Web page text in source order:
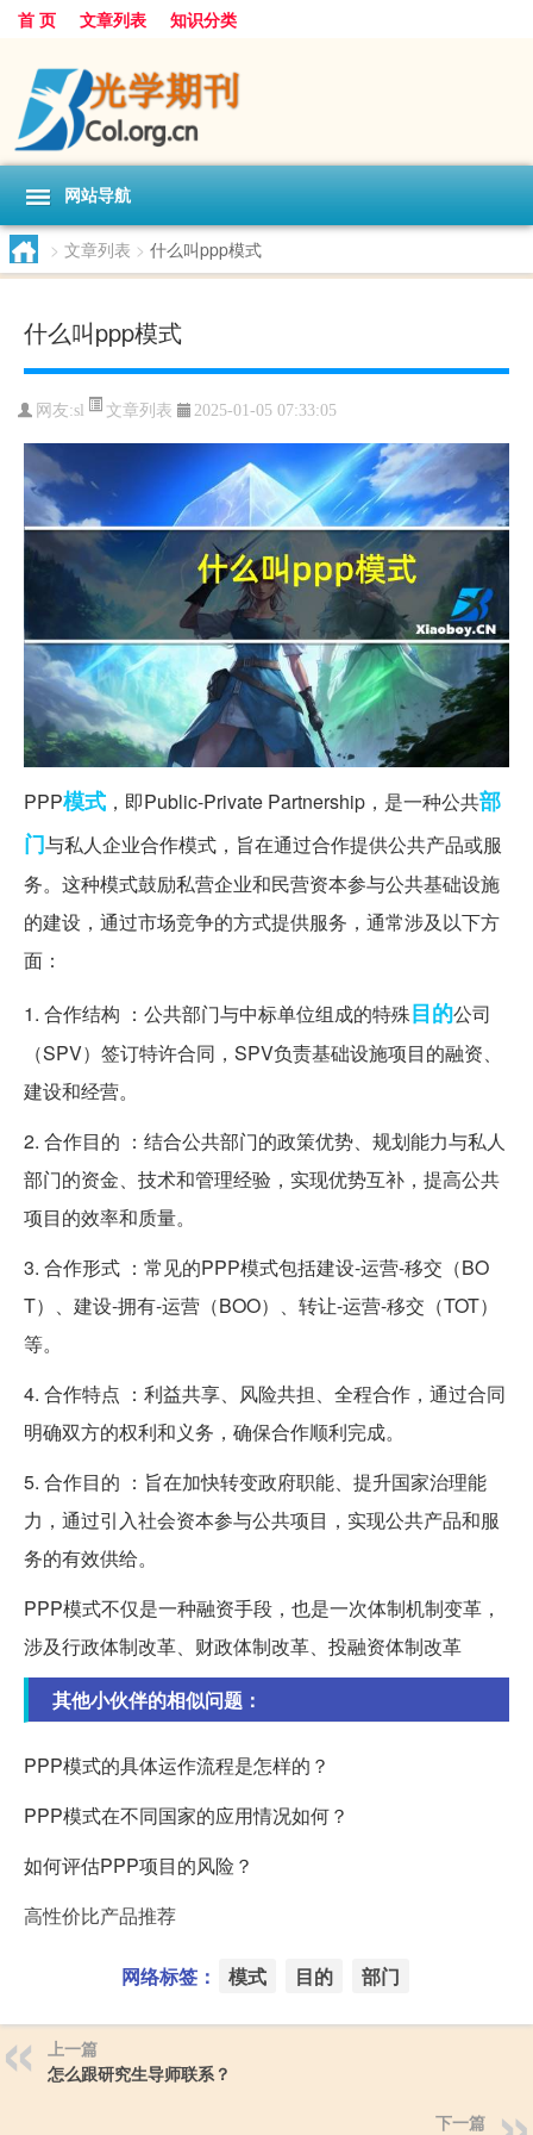
首 页 文章列表 知识分类
网站导航
> 文章列表 > 什么叫ppp模式
什么叫ppp模式
网友:sl 文章列表 2025-01-05 07:33:05
PPP模式 ，即Public-Private Partnership，是一种公共部
门与私人企业合作模式，旨在通过合作提供公共产品或服
务。这种模式鼓励私营企业和民营资本参与公共基础设施
的建设，通过市场竞争的方式提供服务，通常涉及以下方
面：
1. 合作结构 ：公共部门与中标单位组成的特殊目的公司
（SPV）签订特许合同，SPV负责基础设施项目的融资、
建设和经营。
2. 合作目的 ：结合公共部门的政策优势、规划能力与私人
部门的资金、技术和管理经验，实现优势互补，提高公共
项目的效率和质量。
3. 合作形式 ：常见的PPP模式包括建设-运营-移交（BO
T）、建设-拥有-运营（BOO）、转让-运营-移交（TOT）
等。
4. 合作特点 ：利益共享、风险共担、全程合作，通过合同
明确双方的权利和义务，确保合作顺利完成。
5. 合作目的 ：旨在加快转变政府职能、提升国家治理能
力，通过引入社会资本参与公共项目，实现公共产品和服
务的有效供给。
PPP模式不仅是一种融资手段，也是一次体制机制变革，
涉及行政体制改革、财政体制改革、投融资体制改革
其他小伙伴的相似问题：
PPP模式的具体运作流程是怎样的？
PPP模式在不同国家的应用情况如何？
如何评估PPP项目的风险？
高性价比产品推荐
网络标签： 模式 目的 部门
上一篇
怎么跟研究生导师联系？
下一篇